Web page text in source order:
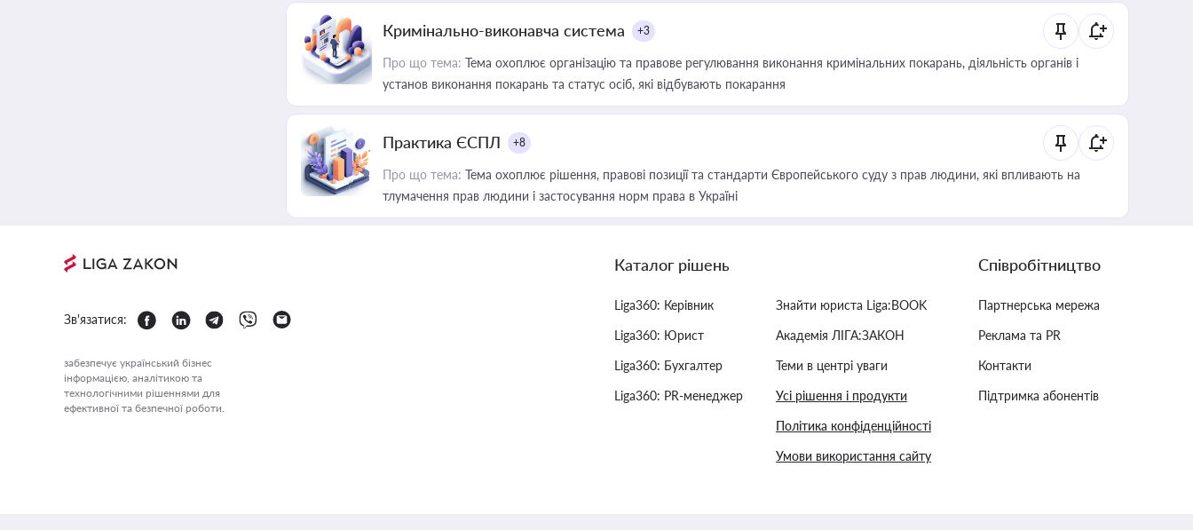
Кримінально-виконавча система +3
Про що тема: Тема охоплює організацію та правове регулювання виконання кримінальних покарань, діяльність органів і
установ виконання покарань та статус осіб, які відбувають покарання
Практика ЄСПЛ +8
Про що тема: Тема охоплює рішення, правові позиції та стандарти Європейського суду з прав людини, які впливають на
тлумачення прав людини і застосування норм права в Україні
Зв'язатися:
забезпечує український бізнес
інформацією, аналітикою та
технологічними рішеннями для
ефективної та безпечної роботи.
Каталог рішень
Liga360: Керівник
Liga360: Юрист
Liga360: Бухгалтер
Liga360: PR-менеджер
Знайти юриста Liga:BOOK
Академія ЛІГА:ЗАКОН
Теми в центрі уваги
Усі рішення і продукти
Політика конфіденційності
Умови використання сайту
Співробітництво
Партнерська мережа
Реклама та PR
Контакти
Підтримка абонентів